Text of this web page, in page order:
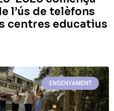
l’ús de telèfons
centres educatius
ENSENYAMENT